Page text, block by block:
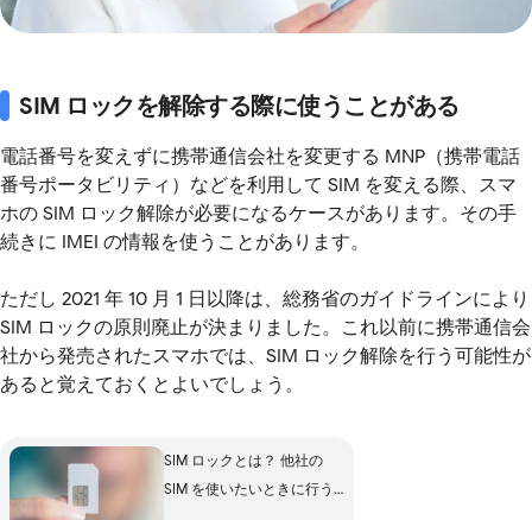
SIM ロックを解除する際に使うことがある
電話番号を変えずに携帯通信会社を変更する MNP（携帯電話
番号ポータビリティ）などを利用して SIM を変える際、スマ
ホの SIM ロック解除が必要になるケースがあります。その手
続きに IMEI の情報を使うことがあります。
ただし 2021 年 10 月 1 日以降は、総務省のガイドラインにより
SIM ロックの原則廃止が決まりました。これ以前に携帯通信会
社から発売されたスマホでは、SIM ロック解除を行う可能性が
あると覚えておくとよいでしょう。
SIM ロックとは？ 他社の
SIM を使いたいときに行う